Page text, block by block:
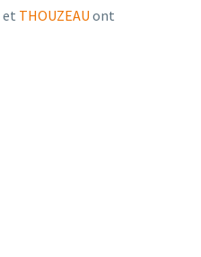
et THOUZEAU ont